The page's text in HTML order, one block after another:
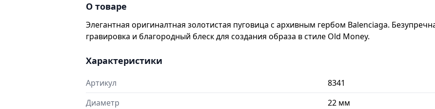
О товаре
Элегантная оригиналтная золотистая пуговица с архивным гербом Balenciaga.
гравировка и благородный блеск для создания образа в стиле Old Money.
Характеристики
Артикул
8341
Диаметр
22 мм